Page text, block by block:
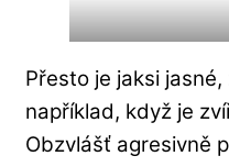
Přesto je jaksi
například, když je
Obzvlášť agresivně